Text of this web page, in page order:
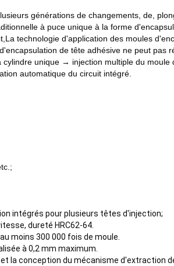
générations de changements, de,
à puce unique à la forme
technologie d'application des moules
de tête adhésive ne peut pas
unique → injection multiple du moule
automatique du circuit intégré.
intégrés pour plusieurs têtes d'injection;
dureté HRC62-64.
moins 300 000 fois de moule.
à 0,2 mm maximum.
la conception du mécanisme d'extraction